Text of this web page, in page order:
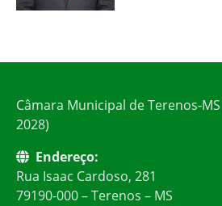
Câmara Municipal de Terenos-
2028)
Endereço:
Rua Isaac Cardoso, 281
79190-000 – Terenos – MS